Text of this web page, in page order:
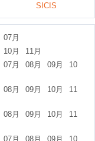
SICIS
07月
10月
11月
07月 08月 09月
10
08月 09月 10月
11
08月 09月 10月
11
07月 08月 09月
10